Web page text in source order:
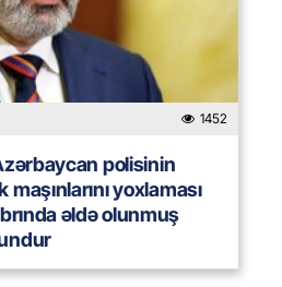
1452
polisinin
yoxlaması
əldə olunmuş